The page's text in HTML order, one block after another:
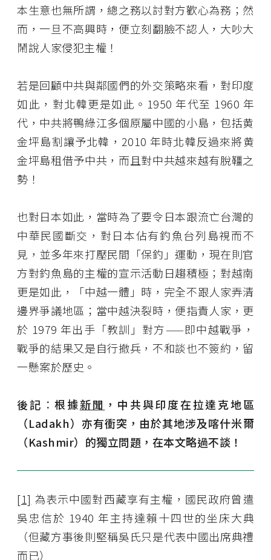
本生意也無所謂，總之務以討對方歡心為務；然
而，一旦不高興時，便立刻翻臉不認人，大吵大
鬧說人家侵犯主權！
若是回顧中共與鄰國們的外交策略來看，對印度
如此，對北韓更是如此。1950 年代至 1960 年
代，中共將鴨綠江多個原屬中國的小島，包括黄
金坪島割讓予北韓，2010 年時北韓反過來將黄
金坪島租借予中共，而且對中共越來越有脫韁之
勢！
也對日本如此，當時為了要令日本跟流亡台灣的
中華民國斷交，對日本佔有釣魚台列島視而不
見，並多年來打壓民間「保釣」運動，現在則官
方對釣魚島的主權的宣示活動日趨積極；對越南
更是如此，「中越一體」時，完全不跟人家弄清
邊界爭議地區；當中越決裂時，便指責人家，更
於 1979 年出手「教訓」對方——即中越戰爭，
戰爭的結果又是自行撤兵，不和談也不簽約，留
一懸案於歷史。
後記︰根據新聞 ，中共與印度在拉達克地區
（Ladakh）亦有衝突，由於其地涉及喀什米爾
（Kashmir）的獨立問題，在本文略過不談！
[1] 為表示中國對西藏享有主權，國民政府曾遣
吳忠信於 1940 年主持達賴十四世的坐床大典
（但藏方事後則堅稱吳氏只是代表中國出席典禮
而已）